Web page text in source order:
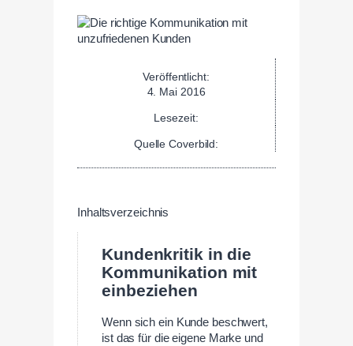
Veröffentlicht:
4. Mai 2016
Lesezeit:
Quelle Coverbild:
Inhaltsverzeichnis
Kundenkritik in die
Kommunikation mit
einbeziehen
Wenn sich ein Kunde beschwert,
ist das für die eigene Marke und